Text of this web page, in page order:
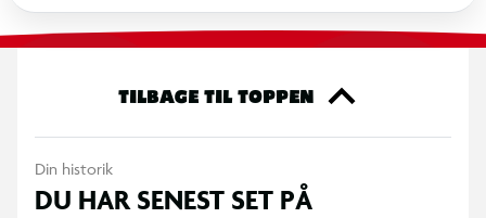
TILBAGE TIL TOPPEN
Din historik
DU HAR SENEST SET PÅ